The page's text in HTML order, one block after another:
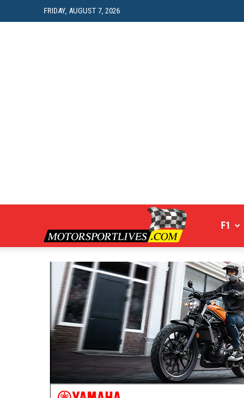
FRIDAY, AUGUST 7, 2026
Motorsportlives
F1